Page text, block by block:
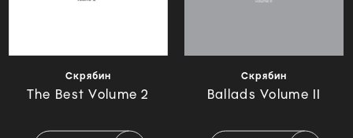
Скрябин
The Best Volume 2
Скрябин
Ballads Volume II